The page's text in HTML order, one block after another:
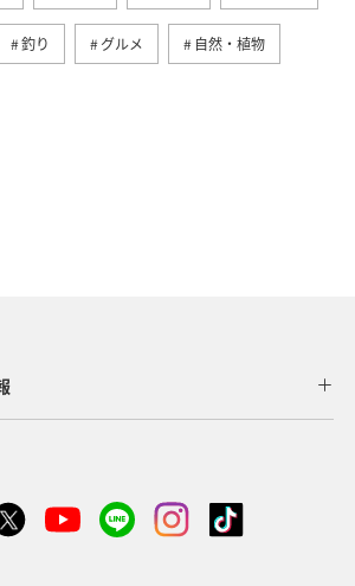
釣り グルメ 自然・植物
イカ メジナ 冬